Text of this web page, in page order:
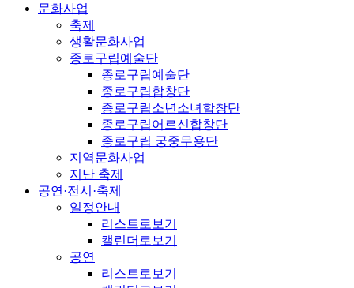
문화사업
축제
생활문화사업
종로구립예술단
종로구립예술단
종로구립합창단
종로구립소년소녀합창단
종로구립어르신합창단
종로구립 궁중무용단
지역문화사업
지난 축제
공연·전시·축제
일정안내
리스트로보기
캘린더로보기
공연
리스트로보기